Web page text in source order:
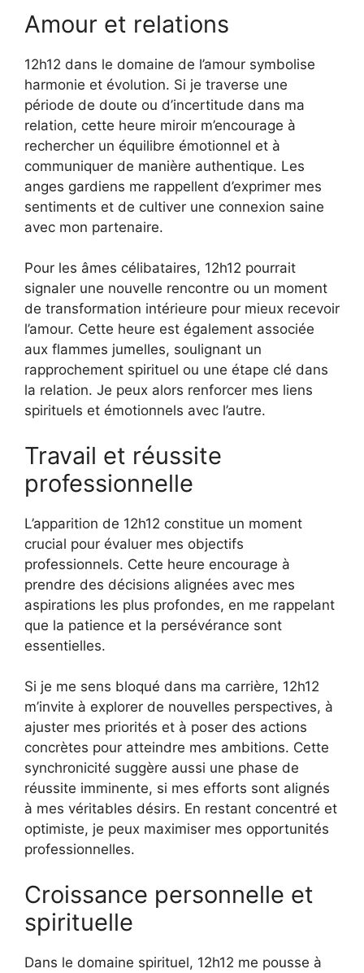
Amour et relations
12h12 dans le domaine de l’amour symbolise
harmonie et évolution. Si je traverse une
période de doute ou d’incertitude dans ma
relation, cette heure miroir m’encourage à
rechercher un équilibre émotionnel et à
communiquer de manière authentique. Les
anges gardiens me rappellent d’exprimer mes
sentiments et de cultiver une connexion saine
avec mon partenaire.
Pour les âmes célibataires, 12h12 pourrait
signaler une nouvelle rencontre ou un moment
de transformation intérieure pour mieux recevoir
l’amour. Cette heure est également associée
aux flammes jumelles, soulignant un
rapprochement spirituel ou une étape clé dans
la relation. Je peux alors renforcer mes liens
spirituels et émotionnels avec l’autre.
Travail et réussite
professionnelle
L’apparition de 12h12 constitue un moment
crucial pour évaluer mes objectifs
professionnels. Cette heure encourage à
prendre des décisions alignées avec mes
aspirations les plus profondes, en me rappelant
que la patience et la persévérance sont
essentielles.
Si je me sens bloqué dans ma carrière, 12h12
m’invite à explorer de nouvelles perspectives, à
ajuster mes priorités et à poser des actions
concrètes pour atteindre mes ambitions. Cette
synchronicité suggère aussi une phase de
réussite imminente, si mes efforts sont alignés
à mes véritables désirs. En restant concentré et
optimiste, je peux maximiser mes opportunités
professionnelles.
Croissance personnelle et
spirituelle
Dans le domaine spirituel, 12h12 me pousse à